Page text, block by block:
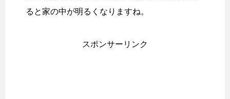
ると家の中が明るくなりますね。
スポンサーリンク